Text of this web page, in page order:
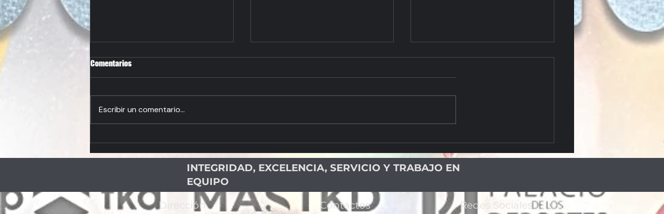
RÉCORD DE 169 ALUMNOS
Comentarios
Escribir un comentario...
INTEGRIDAD, EXCELENCIA, SERVICIO Y TRABAJO EN
EQUIPO
Dirección
Contactos Redes Sociales